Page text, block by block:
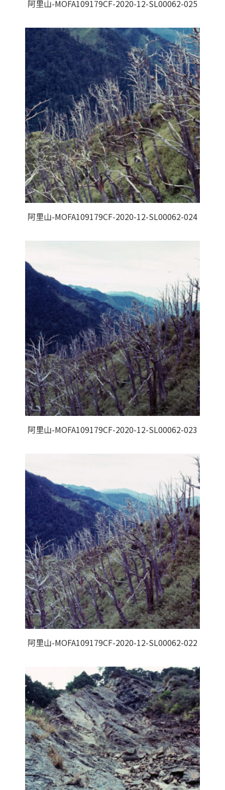
阿里山-MOFA109179CF-2020-12-SL00062-025
阿里山-MOFA109179CF-2020-12-SL00062-024
阿里山-MOFA109179CF-2020-12-SL00062-023
阿里山-MOFA109179CF-2020-12-SL00062-022